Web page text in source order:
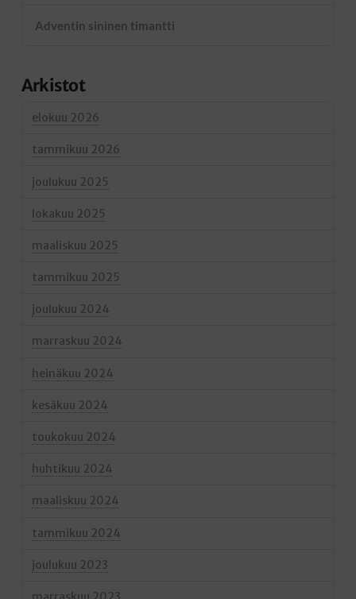
Adventin sininen timantti
Arkistot
elokuu 2026
tammikuu 2026
joulukuu 2025
lokakuu 2025
maaliskuu 2025
tammikuu 2025
joulukuu 2024
marraskuu 2024
heinäkuu 2024
kesäkuu 2024
toukokuu 2024
huhtikuu 2024
maaliskuu 2024
tammikuu 2024
joulukuu 2023